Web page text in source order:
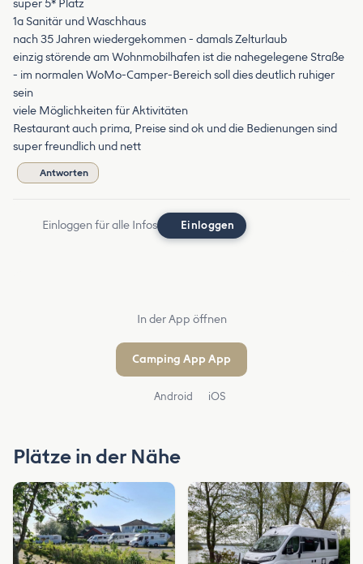
super 5* Platz
1a Sanitär und Waschhaus
nach 35 Jahren wiedergekommen - damals Zelturlaub
einzig störende am Wohnmobilhafen ist die nahegelegene Straße
- im normalen WoMo-Camper-Bereich soll dies deutlich ruhiger
sein
viele Möglichkeiten für Aktivitäten
Restaurant auch prima, Preise sind ok und die Bedienungen sind
super freundlich und nett
Antworten
Einloggen für alle Infos Einloggen
In der App öffnen
Camping App App
Android iOS
Plätze in der Nähe